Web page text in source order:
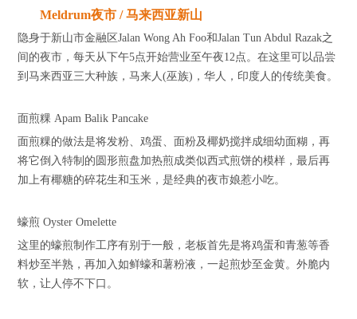
Meldrum夜市 / 马来西亚新山
隐身于新山市金融区Jalan Wong Ah Foo和Jalan Tun Abdul Razak之
间的夜市，每天从下午5点开始营业至午夜12点。在这里可以品尝
到马来西亚三大种族，马来人(巫族)，华人，印度人的传统美食。
面煎粿 Apam Balik Pancake
面煎粿的做法是将发粉、鸡蛋、面粉及椰奶搅拌成细幼面糊，再
将它倒入特制的圆形煎盘加热煎成类似西式煎饼的模样，最后再
加上有椰糖的碎花生和玉米，是经典的夜市娘惹小吃。
蠔煎 Oyster Omelette
这里的蠔煎制作工序有别于一般，老板首先是将鸡蛋和青葱等香
料炒至半熟，再加入如鲜蠔和薯粉液，一起煎炒至金黄。外脆内
软，让人停不下口。